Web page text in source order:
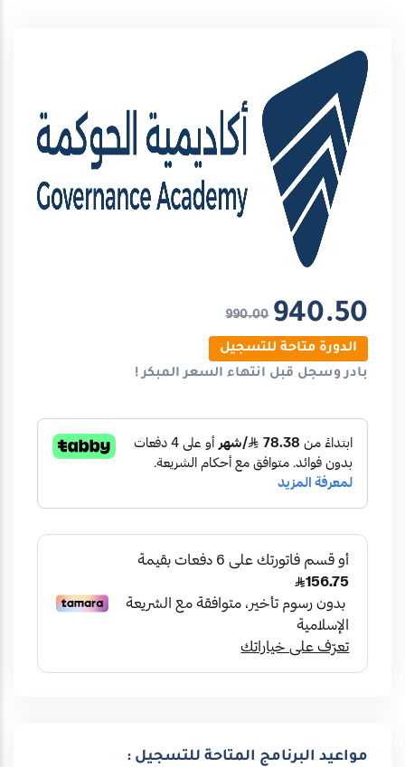
940.50
990.00
الدورة متاحة للتسجيل
بادر وسجل قبل انتهاء السعر المبكر!
مواعيد البرنامج المتاحة للتسجيل :